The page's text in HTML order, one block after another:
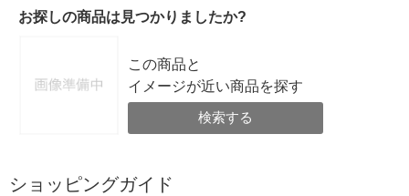
お探しの商品は見つかりましたか?
この商品と
イメージが近い商品を探す
検索する
ショッピングガイド